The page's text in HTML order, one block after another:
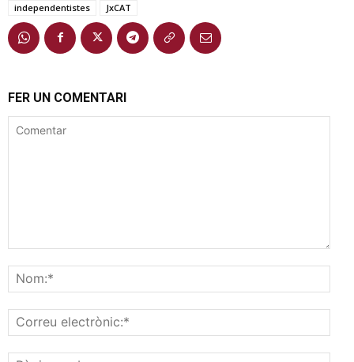
independentistes
JxCAT
FER UN COMENTARI